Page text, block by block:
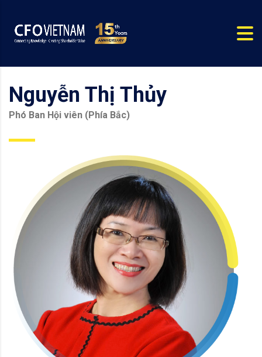
Nguyễn Thị Thủy
Phó Ban Hội viên (Phía Bắc)